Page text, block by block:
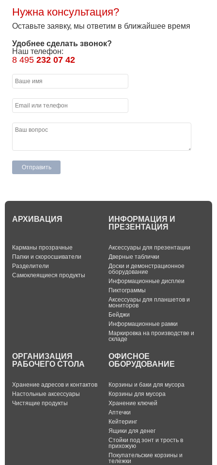
Нужна консультация?
Оставьте заявку, мы ответим в ближайшее время
Удобнее сделать звонок?
Наш телефон:
8 495 232 07 42
АРХИВАЦИЯ
Карманы прозрачные
Папки и скоросшиватели
Разделители
Самоклеящиеся продукты
ИНФОРМАЦИЯ И
ПРЕЗЕНТАЦИЯ
Аксессуары для презентации
Дверные таблички
Доски и демонстрационное
оборудование
Информационные дисплеи
Пиктограммы
Аксессуары для планшетов и
мониторов
Бейджи
Информационные рамки
Маркировка на производстве и
складе
ОРГАНИЗАЦИЯ
РАБОЧЕГО СТОЛА
Хранение адресов и контактов
Настольные аксессуары
Чистящие продукты
ОФИСНОЕ
ОБОРУДОВАНИЕ
Корзины и баки для мусора
Корзины для мусора
Хранение ключей
Аптечки
Кейтеринг
Ящики для денег
Стойки под зонт и трость в
прихожую
Покупательские корзины и
тележки